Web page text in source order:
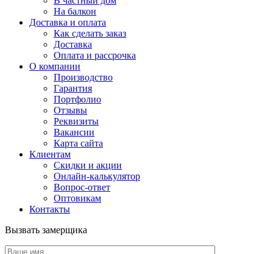
На балкон
Доставка и оплата
Как сделать заказ
Доставка
Оплата и рассрочка
О компании
Производство
Гарантия
Портфолио
Отзывы
Реквизиты
Вакансии
Карта сайта
Клиентам
Скидки и акции
Онлайн-калькулятор
Вопрос-ответ
Оптовикам
Контакты
Вызвать замерщика